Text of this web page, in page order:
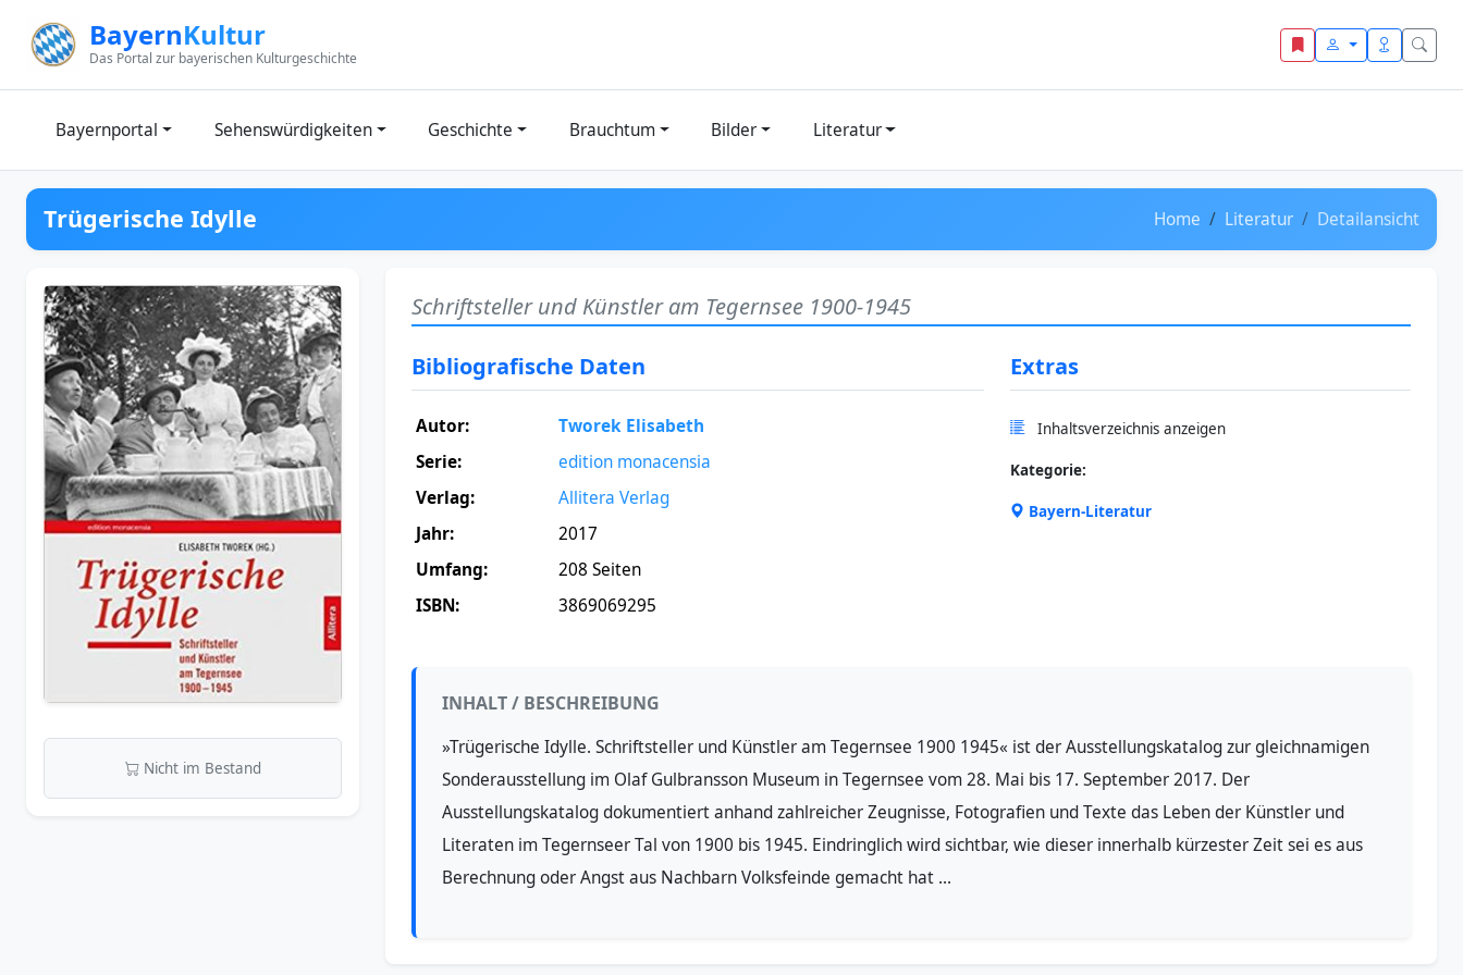
BayernKultur
Das Portal zur bayerischen Kulturgeschichte
Bayernportal Sehenswürdigkeiten Geschichte Brauchtum Bilder Literatur
Trügerische Idylle Home Literatur Detailansicht
Nicht im Bestand
Schriftsteller und Künstler am Tegernsee 1900-1945
Bibliografische Daten
Autor:
Tworek Elisabeth
Serie:
edition monacensia
Verlag:
Allitera Verlag
Jahr:
2017
Umfang:
208 Seiten
ISBN:
3869069295
Extras
Inhaltsverzeichnis anzeigen
Kategorie:
Bayern-Literatur
INHALT / BESCHREIBUNG
»Trügerische Idylle. Schriftsteller und Künstler am Tegernsee 1900 1945« ist der Ausstellungskatalog zur gleichnamigen
Sonderausstellung im Olaf Gulbransson Museum in Tegernsee vom 28. Mai bis 17. September 2017. Der
Ausstellungskatalog dokumentiert anhand zahlreicher Zeugnisse, Fotografien und Texte das Leben der Künstler und
Literaten im Tegernseer Tal von 1900 bis 1945. Eindringlich wird sichtbar, wie dieser innerhalb kürzester Zeit sei es aus
Berechnung oder Angst aus Nachbarn Volksfeinde gemacht hat ...